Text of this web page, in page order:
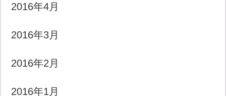
2016年4月
2016年3月
2016年2月
2016年1月